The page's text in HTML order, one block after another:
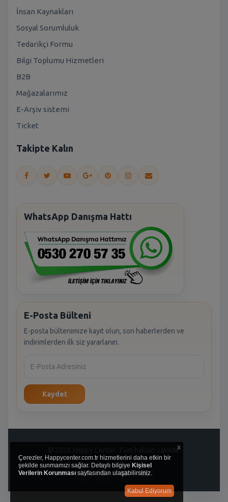
İnsan Kaynakları
Sosyal Sorumluluk
Tedarikçi Formu
Bilgi Toplumu Hizmetleri
B2B
Mağazalarımız
E-Arşiv sistemi
Ticket
Takipte Kalın
WhatsApp Danışma Hattı
E-Posta Bülteni
E-posta bültenimize kayıt olun, son haberlerden ve
indirimlerden ilk siz yararlanın.
Kaydet
© 2026 Happy Center. Tüm hakları saklıdır.
x
Çerezler, Happycenter.com.tr hizmetlerini daha etkin bir
şekilde sunmamızı sağlar. Detaylı bilgiye Kişisel
Verilerin Korunması sayfasından ulaşabilirsiniz.
Kabul Ediyorum